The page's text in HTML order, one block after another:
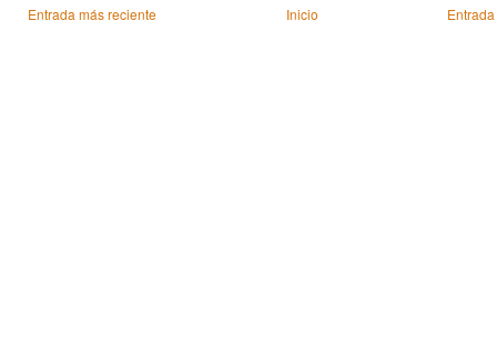
Entrada más reciente Inicio